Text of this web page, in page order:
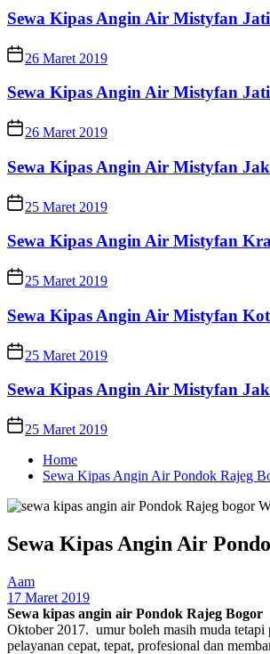
Sewa Kipas Angin Air Mistyfan
26 Maret 2019
Sewa Kipas Angin Air Mistyfan
26 Maret 2019
Sewa Kipas Angin Air Mistyfan
25 Maret 2019
Sewa Kipas Angin Air Mistyfan
25 Maret 2019
Sewa Kipas Angin Air Mistyfan
25 Maret 2019
Sewa Kipas Angin Air Mistyfan
25 Maret 2019
Home
Sewa Kipas Angin Air Pondok Rajeg
Sewa Kipas Angin Air
Aam
17 Maret 2019
Sewa kipas angin air Pondok Rajeg Bogor
Oktober 2017. umur boleh masih muda
pelayanan cepat, tepat, profesional dan